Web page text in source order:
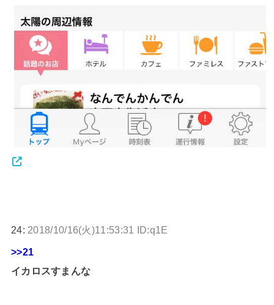
24: 2018/10/16(火)11:53:31 ID:q1E
>>21
イカロスすまんな